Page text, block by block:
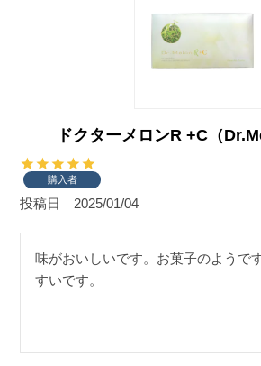
ドクターメロンR +C（
購入者
投稿日 2025/01/04
味がおいしいです。お菓子のようで
すいです。